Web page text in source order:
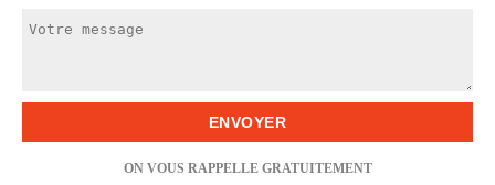
ON VOUS RAPPELLE GRATUITEMENT